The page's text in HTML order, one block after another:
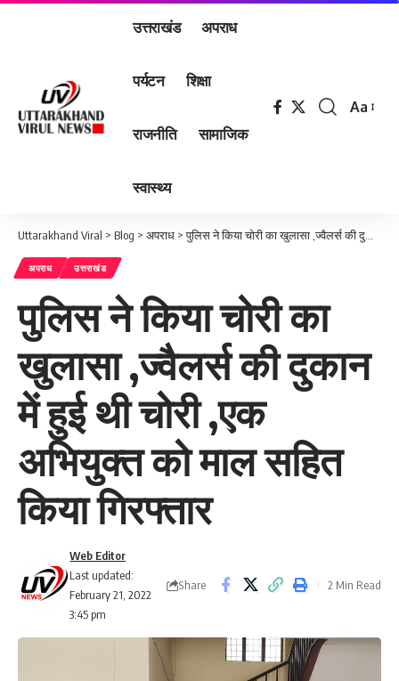
उत्तराखंड अपराध
पर्यटन शिक्षा
राजनीति सामाजिक
स्वास्थ्य
Font
Aa
Uttarakhand Viral > Blog > अपराध >पुलिस ने किया चोरी का खुलासा ,ज्वैलर्स की दुकान में हुई थी चोरी ,एक अभियुक्त को माल सहित किया गिरफ्तार
अपराध उत्तराखंड
पुलिस ने किया चोरी का
खुलासा ,ज्वैलर्स की दुकान
में हुई थी चोरी ,एक
अभियुक्त को माल सहित
किया गिरफ्तार
Last updated:
February 21, 2022
3:45 pm
Web Editor
Share 2 Min Read